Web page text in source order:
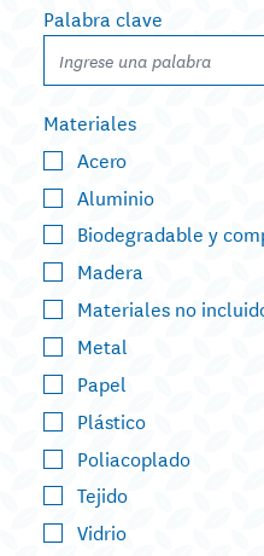
Palabra clave
Materiales
Acero
Aluminio
Biodegradable y
Madera
Materiales no
Metal
Papel
Plástico
Poliacoplado
Tejido
Vidrio